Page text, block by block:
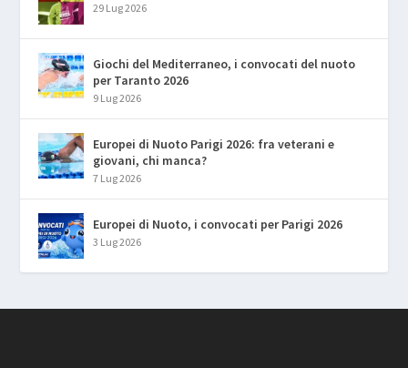
29 Lug 2026
Giochi del Mediterraneo, i convocati del nuoto
per Taranto 2026
9 Lug 2026
Europei di Nuoto Parigi 2026: fra veterani e
giovani, chi manca?
7 Lug 2026
Europei di Nuoto, i convocati per Parigi 2026
3 Lug 2026